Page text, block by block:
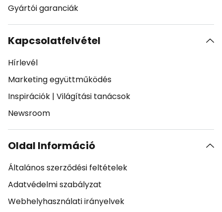
Gyártói garanciák
Kapcsolatfelvétel
Hírlevél
Marketing együttműködés
Inspirációk | Világítási tanácsok
Newsroom
Oldal Információ
Általános szerződési feltételek
Adatvédelmi szabályzat
Webhelyhasználati irányelvek